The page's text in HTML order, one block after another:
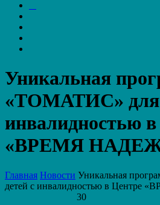
Уникальная
«ТОМАТИС» для
инвалидностью
«ВРЕМЯ
Главная Новости Уникальная
детей с инвалидностью в
30